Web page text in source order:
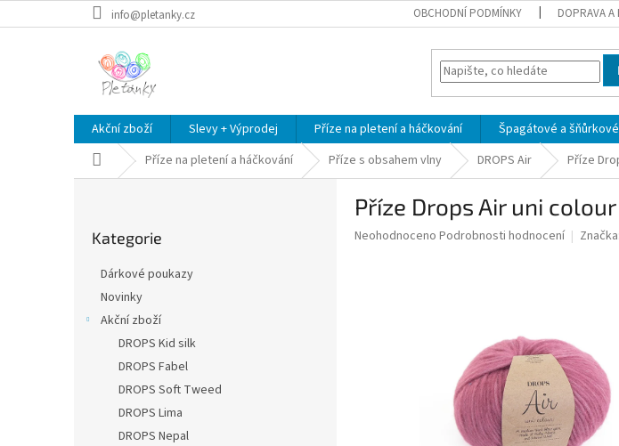
na
info@pletanky.cz OBCHODNÍ PODMÍNKY DOPRAVA A
Akční zboží Slevy + Výprodej Příze na pletení a háčkování Špagátové a
Domů Příze na pletení a háčkování Příze s obsahem vlny DROPS Air Příze
kategorie
Kategorie
Dárkové poukazy
Novinky
Akční zboží
DROPS Kid silk
DROPS Fabel
DROPS Soft Tweed
DROPS Lima
DROPS Nepal
Příze Drops Air uni
Průměrné
Neohodnoceno Podrobnosti hodnocení Značka: